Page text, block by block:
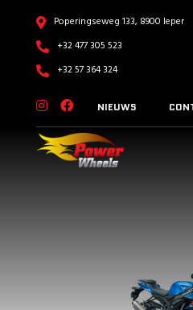
Poperingseweg 133, 8900 Ieper
+32 477 305 523
+32 57 364 324
NIEUWS